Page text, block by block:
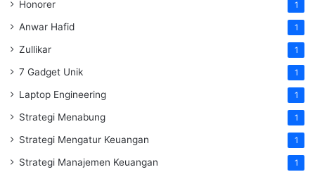
Honorer 1
Anwar Hafid 1
Zullikar 1
7 Gadget Unik 1
Laptop Engineering 1
Strategi Menabung 1
Strategi Mengatur Keuangan 1
Strategi Manajemen Keuangan 1